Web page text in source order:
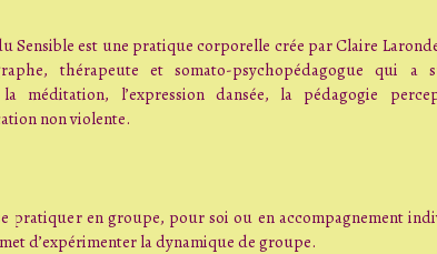
Sensible est une pratique corporelle crée par Claire
thérapeute et somato-psychopédagogue qui a
méditation, l’expression dansée, la pédagogie
non violente.
pratiquer en groupe, pour soi ou en accompagnement
d’expérimenter la dynamique de groupe.